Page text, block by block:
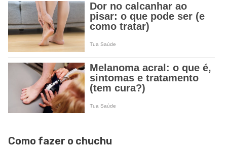
Como fazer o chuchu